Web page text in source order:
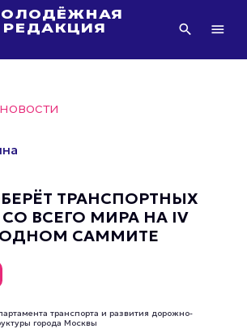
РЕДАКЦИЯ
Москвы
Москвы
культурная
спортивная
в движении
здоровая
профессиональная
ТРАНСПОРТНЫХ
ВСЕГО МИРА НА IV
САММИТЕ
транспорта и развития дорожно-
города Москвы